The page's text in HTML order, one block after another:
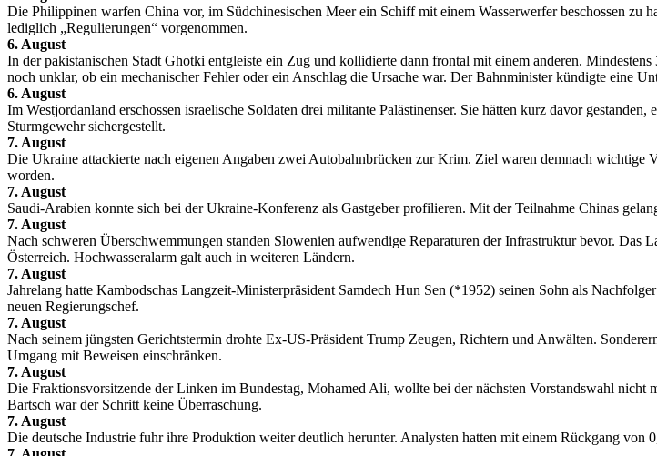
Die Philippinen warfen China vor, im Südchinesischen Meer ein Schiff mit einem Wasserwerfer beschossen zu
lediglich „Regulierungen“ vorgenommen.
6. August
In der pakistanischen Stadt Ghotki entgleiste ein Zug und kollidierte dann frontal mit einem anderen.
noch unklar, ob ein mechanischer Fehler oder ein Anschlag die Ursache war. Der Bahnminister kündigte eine
6. August
Im Westjordanland erschossen israelische Soldaten drei militante Palästinenser. Sie hätten kurz davor
Sturmgewehr sichergestellt.
7. August
Die Ukraine attackierte nach eigenen Angaben zwei Autobahnbrücken zur Krim. Ziel waren demnach wichtige
worden.
7. August
Saudi-Arabien konnte sich bei der Ukraine-Konferenz als Gastgeber profilieren. Mit der Teilnahme Chinas
7. August
Nach schweren Überschwemmungen standen Slowenien aufwendige Reparaturen der Infrastruktur bevor.
Österreich. Hochwasseralarm galt auch in weiteren Ländern.
7. August
Jahrelang hatte Kambodschas Langzeit-Ministerpräsident Samdech Hun Sen (*1952) seinen Sohn als
neuen Regierungschef.
7. August
Nach seinem jüngsten Gerichtstermin drohte Ex-US-Präsident Trump Zeugen, Richtern und Anwälten.
Umgang mit Beweisen einschränken.
7. August
Die Fraktionsvorsitzende der Linken im Bundestag, Mohamed Ali, wollte bei der nächsten Vorstandswahl
Bartsch war der Schritt keine Überraschung.
7. August
Die deutsche Industrie fuhr ihre Produktion weiter deutlich herunter. Analysten hatten mit einem Rückgang von